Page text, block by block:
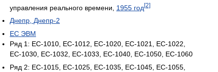
управления реального времени, 1955 год[2]
Днепр, Днепр-2
ЕС ЭВМ
Ряд 1: ЕС-1010, ЕС-1012, ЕС-1020, ЕС-1021, ЕС-1022,
ЕС-1030, ЕС-1032, ЕС-1033, ЕС-1040, ЕС-1050, ЕС-1060
Ряд 2: ЕС-1015, ЕС-1025, ЕС-1035, ЕС-1045, ЕС-1055,